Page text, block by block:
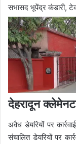
सभासद भूपेंद्र कंडारी,
देहरादून
अवैध डेयरियों पर
संचालित डेयरियों पर